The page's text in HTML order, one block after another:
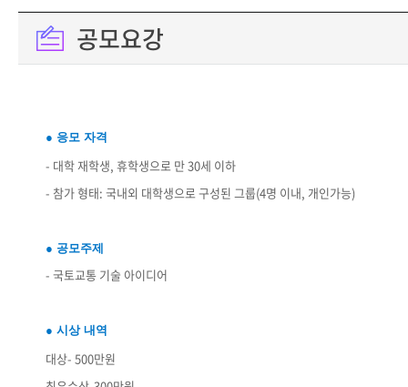
공모요강
● 응모 자격
- 대학 재학생, 휴학생으로 만 30세 이하
- 참가 형태: 국내외 대학생으로 구성된 그룹(4명 이내, 개인가능)
● 공모주제
- 국토교통 기술 아이디어
● 시상 내역
대상- 500만원